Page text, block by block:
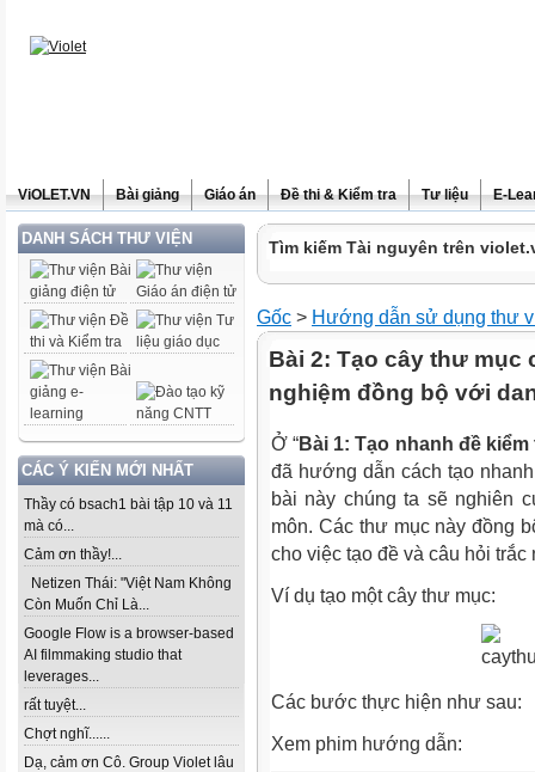
ViOLET.VN Bài giảng Giáo án Đề thi & Kiểm tra Tư liệu E-
DANH SÁCH THƯ VIỆN
CÁC Ý KIẾN MỚI NHẤT
Thầy có bsach1 bài tập 10 và 11
mà có...
Cảm ơn thầy!...
Netizen Thái: "Việt Nam Không
Còn Muốn Chỉ Là...
Google Flow is a browser-based
AI filmmaking studio that
leverages...
rất tuyệt...
Chợt nghĩ......
Dạ, cảm ơn Cô. Group Violet lâu
Tìm kiếm Tài nguyên trên
Gốc > Hướng dẫn sử dụng thư
Bài 2: Tạo cây thư mục
nghiệm đồng bộ với
Ở “Bài 1: Tạo nhanh đề
đã hướng dẫn cách tạo
bài này chúng ta sẽ nghiên
môn. Các thư mục này đồng
cho việc tạo đề và câu hỏi
Ví dụ tạo một cây thư mục:
Các bước thực hiện như sau:
Xem phim hướng dẫn: